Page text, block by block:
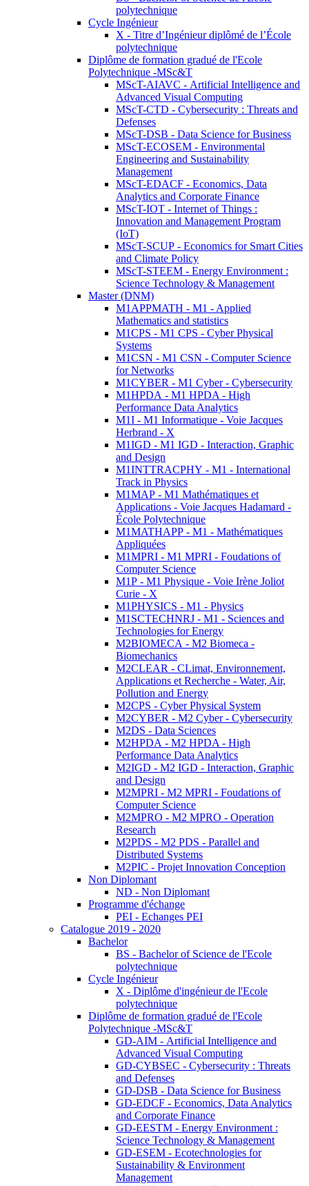
polytechnique
Cycle Ingénieur
X - Titre d’Ingénieur diplômé de l’École
polytechnique
Diplôme de formation gradué de l'Ecole
Polytechnique -MSc&T
MScT-AIAVC - Artificial Intelligence and
Advanced Visual Computing
MScT-CTD - Cybersecurity : Threats and
Defenses
MScT-DSB - Data Science for Business
MScT-ECOSEM - Environmental
Engineering and Sustainability
Management
MScT-EDACF - Economics, Data
Analytics and Corporate Finance
MScT-IOT - Internet of Things :
Innovation and Management Program
(IoT)
MScT-SCUP - Economics for Smart Cities
and Climate Policy
MScT-STEEM - Energy Environment :
Science Technology & Management
Master (DNM)
M1APPMATH - M1 - Applied
Mathematics and statistics
M1CPS - M1 CPS - Cyber Physical
Systems
M1CSN - M1 CSN - Computer Science
for Networks
M1CYBER - M1 Cyber - Cybersecurity
M1HPDA - M1 HPDA - High
Performance Data Analytics
M1I - M1 Informatique - Voie Jacques
Herbrand - X
M1IGD - M1 IGD - Interaction, Graphic
and Design
M1INTTRACPHY - M1 - International
Track in Physics
M1MAP - M1 Mathématiques et
Applications - Voie Jacques Hadamard -
École Polytechnique
M1MATHAPP - M1 - Mathématiques
Appliquées
M1MPRI - M1 MPRI - Foudations of
Computer Science
M1P - M1 Physique - Voie Irène Joliot
Curie - X
M1PHYSICS - M1 - Physics
M1SCTECHNRJ - M1 - Sciences and
Technologies for Energy
M2BIOMECA - M2 Biomeca -
Biomechanics
M2CLEAR - CLimat, Environnement,
Applications et Recherche - Water, Air,
Pollution and Energy
M2CPS - Cyber Physical System
M2CYBER - M2 Cyber - Cybersecurity
M2DS - Data Sciences
M2HPDA - M2 HPDA - High
Performance Data Analytics
M2IGD - M2 IGD - Interaction, Graphic
and Design
M2MPRI - M2 MPRI - Foudations of
Computer Science
M2MPRO - M2 MPRO - Operation
Research
M2PDS - M2 PDS - Parallel and
Distributed Systems
M2PIC - Projet Innovation Conception
Non Diplomant
ND - Non Diplomant
Programme d'échange
PEI - Echanges PEI
Catalogue 2019 - 2020
Bachelor
BS - Bachelor of Science de l'Ecole
polytechnique
Cycle Ingénieur
X - Diplôme d'ingénieur de l'Ecole
polytechnique
Diplôme de formation gradué de l'Ecole
Polytechnique -MSc&T
GD-AIM - Artificial Intelligence and
Advanced Visual Computing
GD-CYBSEC - Cybersecurity : Threats
and Defenses
GD-DSB - Data Science for Business
GD-EDCF - Economics, Data Analytics
and Corporate Finance
GD-EESTM - Energy Environment :
Science Technology & Management
GD-ESEM - Ecotechnologies for
Sustainability & Environment
Management